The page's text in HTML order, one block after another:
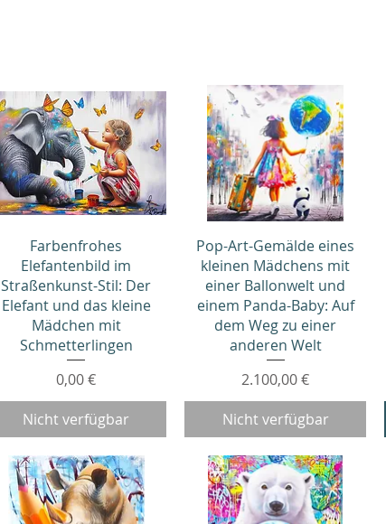
Schnellansicht
Farbenfrohes
Elefantenbild im
Straßenkunst-Stil: Der
Elefant und das kleine
Mädchen mit
Schmetterlingen
Preis
0,00 €
Nicht verfügbar
Schnellansicht
Pop-Art-Gemälde eines
kleinen Mädchens mit
einer Ballonwelt und
einem Panda-Baby: Auf
dem Weg zu einer
anderen Welt
Preis
2.100,00 €
Nicht verfügbar